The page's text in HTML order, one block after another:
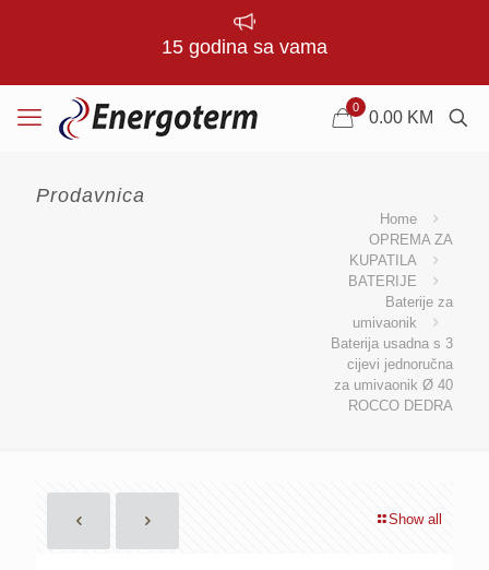
15 godina sa vama
0
0.00 KM
Prodavnica
Home
OPREMA ZA
KUPATILA
BATERIJE
Baterije za
umivaonik
Baterija usadna s 3
cijevi jednoručna
za umivaonik Ø 40
ROCCO DEDRA
Show all